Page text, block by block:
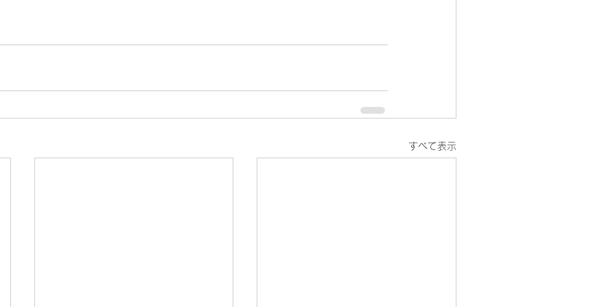
すべて表示